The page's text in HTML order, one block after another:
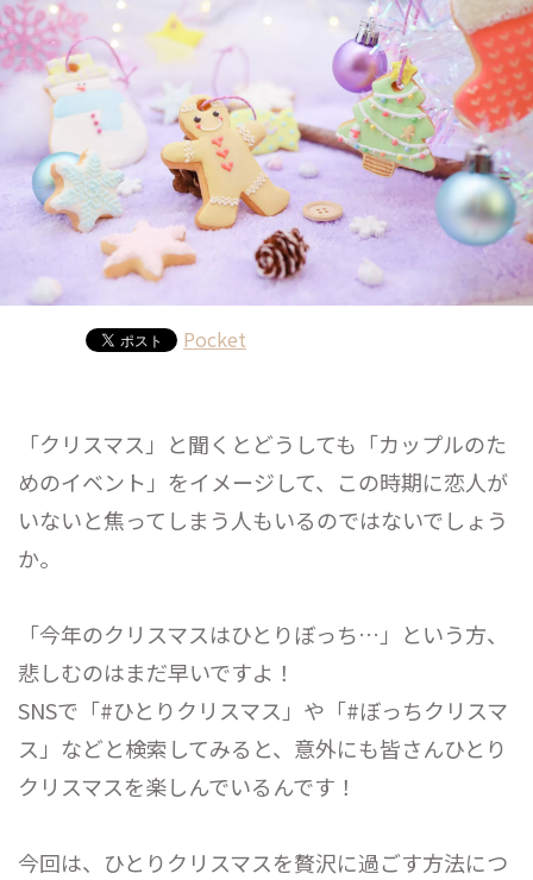
Pocket
「クリスマス」と聞くとどうしても「カップルのた
めのイベント」をイメージして、この時期に恋人が
いないと焦ってしまう人もいるのではないでしょう
か。
「今年のクリスマスはひとりぼっち…」という方、
悲しむのはまだ早いですよ！
SNSで「#ひとりクリスマス」や「#ぼっちクリスマ
ス」などと検索してみると、意外にも皆さんひとり
クリスマスを楽しんでいるんです！
今回は、ひとりクリスマスを贅沢に過ごす方法につ